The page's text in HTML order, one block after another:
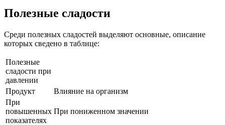
Полезные сладости
Среди полезных сладостей выделяют основные, описание
которых сведено в таблице:
Полезные
сладости при
давлении
Продукт
Влияние на организм
При
повышенных
показателях
При пониженном значении